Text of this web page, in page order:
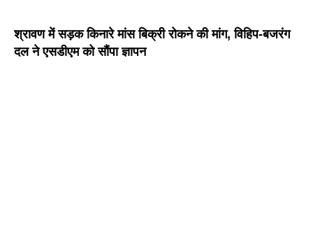
श्रावण में सड़क किनारे मांस बिक्री रोकने की मांग, विहिप-बजरंग
दल ने एसडीएम को सौंपा ज्ञापन